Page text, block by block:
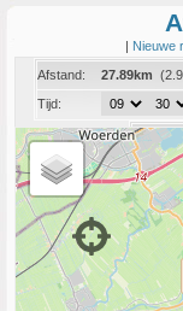
| Nieuwe
Afstand:
27.89km
Tijd:
Coord:
Info: